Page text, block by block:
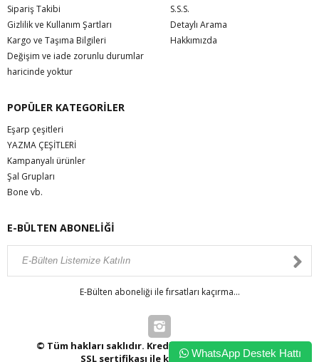
Sipariş Takibi
Gizlilik ve Kullanım Şartları
Kargo ve Taşıma Bilgileri
Değişim ve iade zorunlu durumlar
haricinde yoktur
S.S.S.
Detaylı Arama
Hakkımızda
POPÜLER KATEGORİLER
Eşarp çeşitleri
YAZMA ÇEŞİTLERİ
Kampanyalı ürünler
Şal Grupları
Bone vb.
E-BÜLTEN ABONELİĞİ
E-Bülten aboneliği ile fırsatları kaçırma...
© Tüm hakları saklıdır. Kredi kartı bilgileriniz 256bit
SSL sertifikası ile korunmaktadır.WhatsApp Destek Hattı